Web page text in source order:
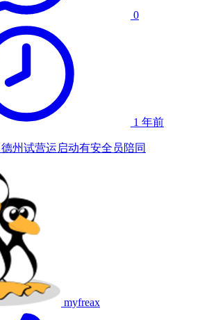
0
1 年前
州试营运启动有安全员陪同
myfreax